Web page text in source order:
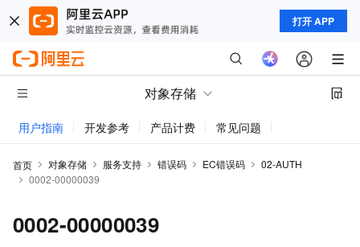
打开 APP
对象存储
用户指南 开发参考 产品计费 常见问题
首页 对象存储 服务支持 错误码 EC错误码
02-AUTH
0002-00000039
0002-00000039